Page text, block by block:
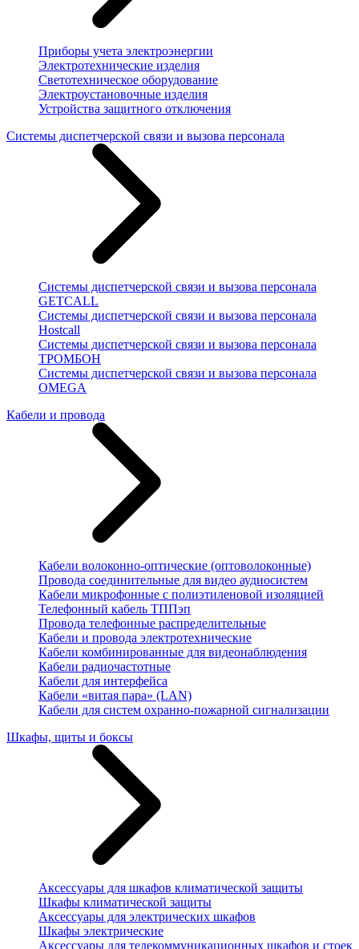
Приборы учета электроэнергии
Электротехнические изделия
Светотехническое оборудование
Электроустановочные изделия
Устройства защитного отключения
Системы диспетчерской связи и вызова персонала
Системы диспетчерской связи и вызова персонала
GETCALL
Системы диспетчерской связи и вызова персонала
Hostcall
Системы диспетчерской связи и вызова персонала
ТРОМБОН
Системы диспетчерской связи и вызова персонала
OMEGA
Кабели и провода
Кабели волоконно-оптические (оптоволоконные)
Провода соединительные для видео аудиосистем
Кабели микрофонные с полиэтиленовой изоляцией
Телефонный кабель ТППэп
Провода телефонные распределительные
Кабели и провода электротехнические
Кабели комбинированные для видеонаблюдения
Кабели радиочастотные
Кабели для интерфейса
Кабели «витая пара» (LAN)
Кабели для систем охранно-пожарной сигнализации
Шкафы, щиты и боксы
Аксессуары для шкафов климатической защиты
Шкафы климатической защиты
Аксессуары для электрических шкафов
Шкафы электрические
Аксессуары для телекоммуникационных шкафов и стоек